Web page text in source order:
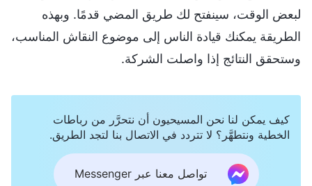
لبعض الوقت، سينفتح لك طريق المضي قدمًا. وبهذه
الطريقة يمكنك قيادة الناس إلى موضوع النقاش المناسب،
وستحقق النتائج إذا واصلت الشركة.
كيف يمكن لنا نحن المسيحيون أن نتحرَّر من رباطات
الخطية ونتطهَّر؟ لا تتردد في الاتصال بنا لتجد الطريق.
تواصل معنا عبر Messenger